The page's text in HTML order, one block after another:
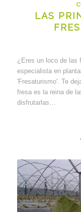
LAS
¿Eres un loco de las
especialista en
'Fresaturismo'. Te
fresa es la reina de
disfrutarlas…